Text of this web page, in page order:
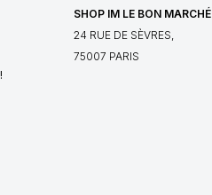
SHOP IM LE BON MARCHÉ
24 RUE DE SÈVRES,
75007 PARIS